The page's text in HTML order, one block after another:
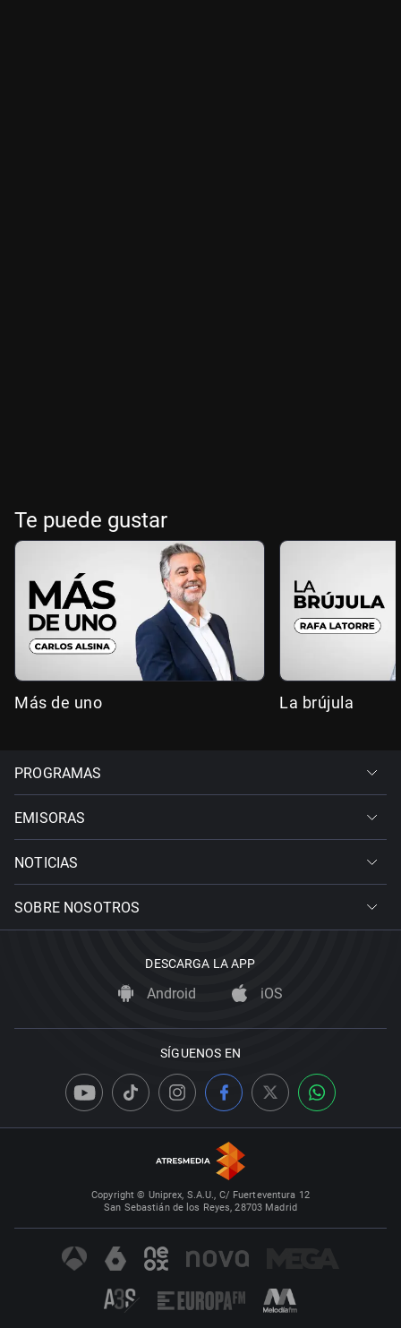
Te puede gustar
Más de uno La brújula
PROGRAMAS
EMISORAS
NOTICIAS
SOBRE NOSOTROS
DESCARGA LA APP
Android iOS
SÍGUENOS EN
Copyright © Uniprex, S.A.U., C/ Fuerteventura 12
San Sebastián de los Reyes, 28703 Madrid